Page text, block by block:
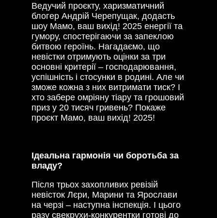
Ведучий проєкту, харизматичний
блогер Андрій Черепущак, додасть
шоу Мамо, ваш вихід! 2025 енергії та
гумору, спостерігаючи за запеклою
битвою героїнь. Нагадаємо, що
невістки отримують оцінки за три
основні критерії – господарювання,
успішність і стосунки в родині. Але чи
зможе кожна з них витримати тиск? І
хто забере омріяну тіару та грошовий
приз у 20 тисяч гривень? Покаже
проєкт Мамо, ваш вихід! 2025!
Ідеальна гармонія чи боротьба за
владу?
Після трьох захопливих ревізій
невісток Лєри, Марини та Ярослави
на черзі – наступна інспекція. І цього
разу свекрухи-конкурентки готові до